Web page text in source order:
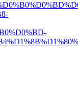
на подарок